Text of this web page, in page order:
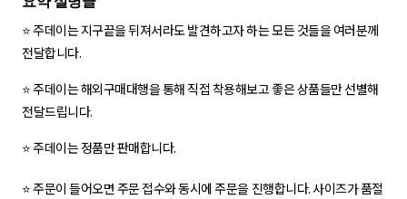
⭐️ 주데이는 지구끝을 뒤져서라도 발견하고자 하는 모든 것들을 여러분께
전달합니다.
⭐️ 주데이는 해외구매대행을 통해 직접 착용해보고 좋은 상품들만 선별해
전달드립니다.
⭐️ 주데이는 정품만 판매합니다.
⭐️ 주문이 들어오면 주문 접수와 동시에 주문을 진행합니다. 사이즈가 품절